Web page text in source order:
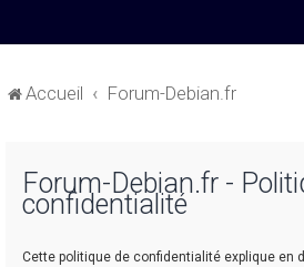
Accueil Forum-Debian.fr
Forum-Debian.fr -
confidentialité
Cette politique de confidentialité explique en